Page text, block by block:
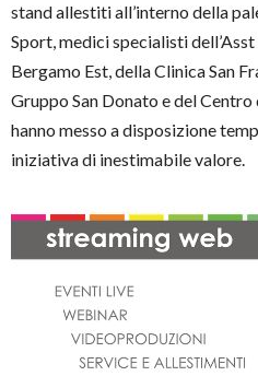
stand allestiti all’interno della
Sport, medici specialisti
Bergamo Est, della Clinica San
Gruppo San Donato e del
hanno messo a disposizione
iniziativa di inestimabile valore.